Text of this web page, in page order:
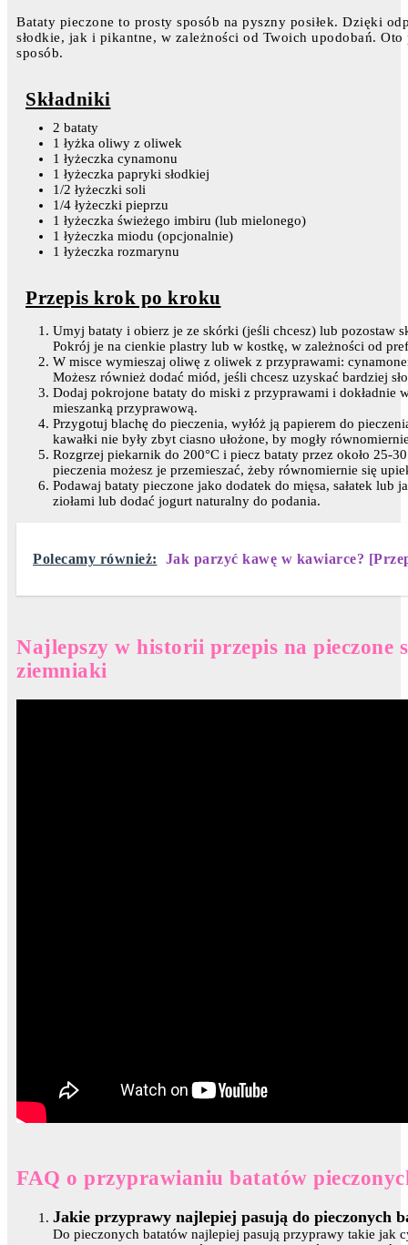
Bataty pieczone to prosty sposób na pyszny posiłek. Dzięki
słodkie, jak i pikantne, w zależności od Twoich upodobań.
sposób.
Składniki
2 bataty
1 łyżka oliwy z oliwek
1 łyżeczka cynamonu
1 łyżeczka papryki słodkiej
1/2 łyżeczki soli
1/4 łyżeczki pieprzu
1 łyżeczka świeżego imbiru (lub mielonego)
1 łyżeczka miodu (opcjonalnie)
1 łyżeczka rozmarynu
Przepis krok po kroku
Umyj bataty i obierz je ze skórki (jeśli chcesz) lub pozostaw
Pokrój je na cienkie plastry lub w kostkę, w zależności od
W misce wymieszaj oliwę z oliwek z przyprawami:
Możesz również dodać miód, jeśli chcesz uzyskać bardziej
Dodaj pokrojone bataty do miski z przyprawami i dokładnie
mieszanką przyprawową.
Przygotuj blachę do pieczenia, wyłóż ją papierem do
kawałki nie były zbyt ciasno ułożone, by mogły
Rozgrzej piekarnik do 200°C i piecz bataty przez około 25-
pieczenia możesz je przemieszać, żeby równomiernie się
Podawaj bataty pieczone jako dodatek do mięsa, sałatek lub
ziołami lub dodać jogurt naturalny do podania.
Polecamy również: Jak parzyć kawę w kawiarce?
Najlepszy w historii przepis na pieczone
ziemniaki
FAQ o przyprawianiu batatów
Jakie przyprawy najlepiej pasują do pieczonych
Do pieczonych batatów najlepiej pasują przyprawy takie jak